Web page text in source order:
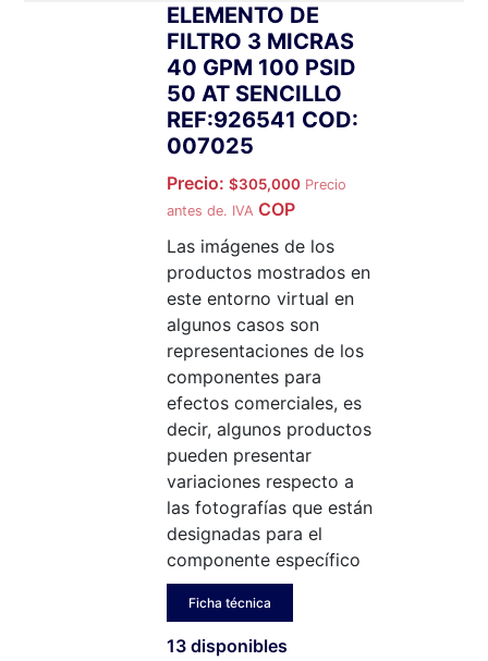
ELEMENTO DE
FILTRO 3 MICRAS
40 GPM 100 PSID
50 AT SENCILLO
REF:926541 COD:
007025
Precio:$305,000 Precio
antes de. IVA COP
Las imágenes de los
productos mostrados en
este entorno virtual en
algunos casos son
representaciones de los
componentes para
efectos comerciales, es
decir, algunos productos
pueden presentar
variaciones respecto a
las fotografías que están
designadas para el
componente específico
Ficha técnica
13 disponibles